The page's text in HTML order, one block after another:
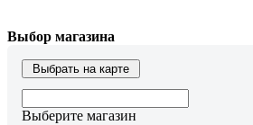
Выбор магазина
Выбрать на карте
Выберите магазин